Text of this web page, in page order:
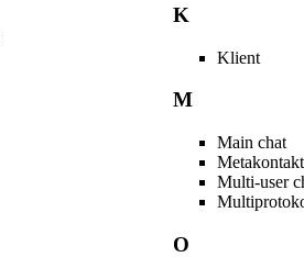
K
Klient
M
Main chat
Metakontakt
Multi-user
O